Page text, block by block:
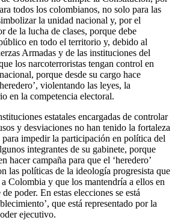
todos los colombianos, no solo para las
la unidad nacional y, por el
de la lucha de clases, porque debe
en todo el territorio y, debido al
Armadas y de las instituciones del
los narcoterroristas tengan control en
porque desde su cargo hace
violentando las leyes, la
en la competencia electoral.
estatales encargadas de controlar
y desviaciones no han tenido la fortaleza
para impedir la participación en política del
integrantes de su gabinete, porque
hacer campaña para que el ‘heredero’
las políticas de la ideología progresista que
Colombia y que los mantendría a ellos en
poder. En estas elecciones se está
que está representado por la
ejecutivo.